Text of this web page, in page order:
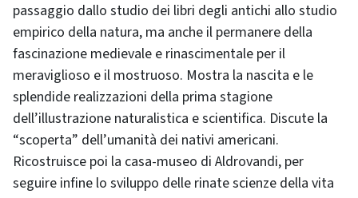
passaggio dallo studio dei libri degli antichi allo studio
empirico della natura, ma anche il permanere della
fascinazione medievale e rinascimentale per il
meraviglioso e il mostruoso. Mostra la nascita e le
splendide realizzazioni della prima stagione
dell’illustrazione naturalistica e scientifica. Discute la
“scoperta” dell’umanità dei nativi americani.
Ricostruisce poi la casa-museo di Aldrovandi, per
seguire infine lo sviluppo delle rinate scienze della vita